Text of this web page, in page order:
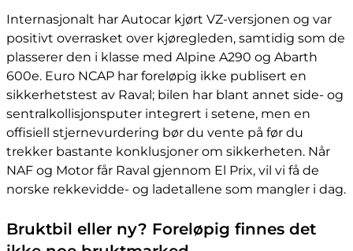
Internasjonalt har Autocar kjørt VZ-versjonen og var
positivt overrasket over kjøregleden, samtidig som de
plasserer den i klasse med Alpine A290 og Abarth
600e. Euro NCAP har foreløpig ikke publisert en
sikkerhetstest av Raval; bilen har blant annet side- og
sentralkollisjonsputer integrert i setene, men en
offisiell stjernevurdering bør du vente på før du
trekker bastante konklusjoner om sikkerheten. Når
NAF og Motor får Raval gjennom El Prix, vil vi få de
norske rekkevidde- og ladetallene som mangler i dag.
Bruktbil eller ny? Foreløpig finnes det